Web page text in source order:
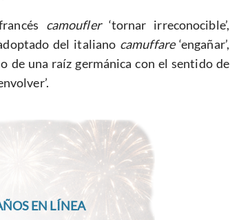
camoufler‘tornar irreconocible’,
del italiano camuffare‘engañar’,
de una raíz germánica con el sentido de
EN LÍNEA